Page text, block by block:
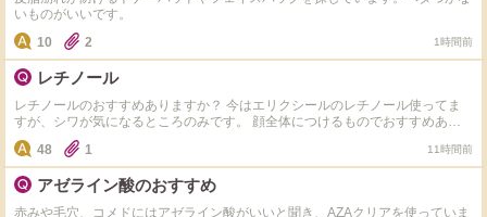
いものがいいです。
10
2 1時間前
レチノール
レチノールのおすすめありますか？ 今はエリクシールのレチノール使ってま
すが、シワが気になるところのみです。 顔全体につけるものでおすすめあれ
ば知りたいです！ レチノールよりハイドロキノンやトレチノインの方が効果
的ですか？
48 1 11時間前
アゼライン酸のおすすめ
赤みや毛穴、コメドにはアゼライン酸がいいと聞き、AZAクリアを使っていま